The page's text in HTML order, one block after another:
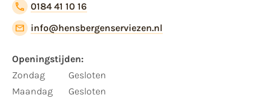
0184 41 10 16
info@hensbergenserviezen.nl
Openingstijden:
Zondag
Maandag
Gesloten
Gesloten